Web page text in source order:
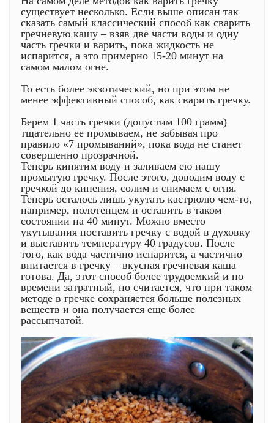
существует несколько. Если выше описан так
сказать самый классический способ как сварить
гречневую кашу – взяв две части воды и одну
часть гречки и варить, пока жидкость не
испарится, а это примерно 15-20 минут на
самом малом огне.
То есть более экзотический, но при этом не
менее эффективный способ, как сварить гречку.
Берем 1 часть гречки (допустим 100 грамм)
тщательно ее промываем, не забывая про
правило «7 промываний», пока вода не станет
совершенно прозрачной.
Теперь кипятим воду и заливаем ею нашу
промытую гречку. После этого, доводим воду с
гречкой до кипения, солим и снимаем с огня.
Теперь осталось лишь укутать кастрюлю чем-то,
например, полотенцем и оставить в таком
состоянии на 40 минут. Можно вместо
укутывания поставить гречку с водой в духовку
и выставить температуру 40 градусов. После
того, как вода частично испарится, а частично
впитается в гречку – вкусная гречневая каша
готова. Да, этот способ более трудоемкий и по
времени затратный, но считается, что при таком
методе в гречке сохраняется больше полезных
веществ и она получается еще более
рассыпчатой.